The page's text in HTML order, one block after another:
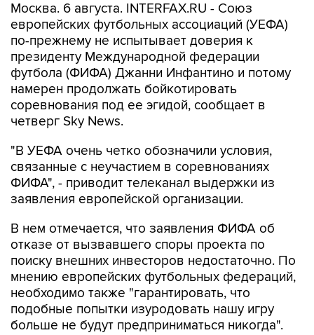
Москва. 6 августа. INTERFAX.RU - Союз
европейских футбольных ассоциаций (УЕФА)
по-прежнему не испытывает доверия к
президенту Международной федерации
футбола (ФИФА) Джанни Инфантино и потому
намерен продолжать бойкотировать
соревнования под ее эгидой, сообщает в
четверг Sky News.
"В УЕФА очень четко обозначили условия,
связанные с неучастием в соревнованиях
ФИФА", - приводит телеканал выдержки из
заявления европейской организации.
В нем отмечается, что заявления ФИФА об
отказе от вызвавшего споры проекта по
поиску внешних инвесторов недостаточно. По
мнению европейских футбольных федераций,
необходимо также "гарантировать, что
подобные попытки изуродовать нашу игру
больше не будут предприниматься никогда".